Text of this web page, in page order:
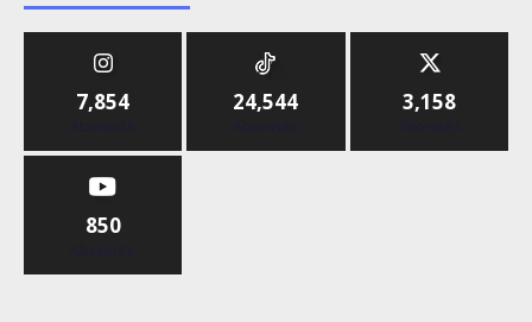
7,854
Abonnés
24,544
Abonnés
3,158
Abonnés
850
Abonnés